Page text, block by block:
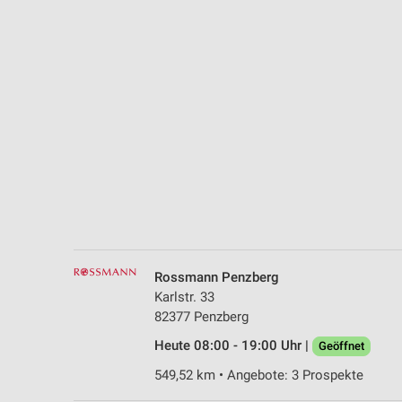
Rossmann Penzberg
Karlstr. 33
82377 Penzberg
Heute 08:00 - 19:00 Uhr |
Geöffnet
549,52 km • Angebote: 3 Prospekte